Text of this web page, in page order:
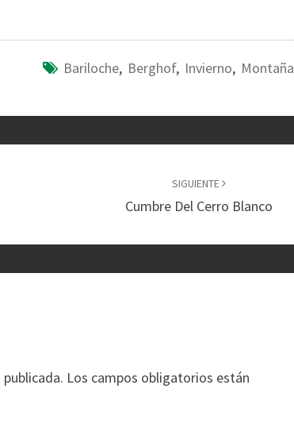
Bariloche, Berghof, Invierno, Montaña
SIGUIENTE
Cumbre Del Cerro Blanco
Los campos obligatorios están